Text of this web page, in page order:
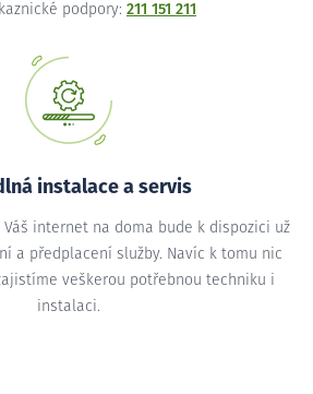
podpory: 211 151 211
instalace a servis
Váš internet na doma bude k dispozici už
a předplacení služby. Navíc k tomu nic
veškerou potřebnou techniku i
instalaci.